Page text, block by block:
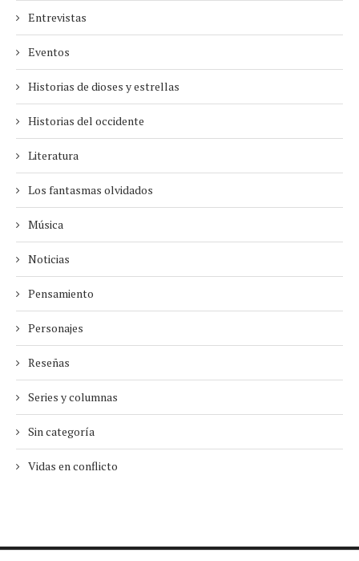
Entrevistas
Eventos
Historias de dioses y estrellas
Historias del occidente
Literatura
Los fantasmas olvidados
Música
Noticias
Pensamiento
Personajes
Reseñas
Series y columnas
Sin categoría
Vidas en conflicto